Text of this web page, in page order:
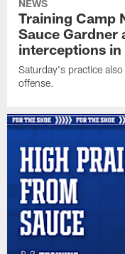
NEWS
Training Camp
Sauce Gardner
interceptions in
Saturday's practice
offense.